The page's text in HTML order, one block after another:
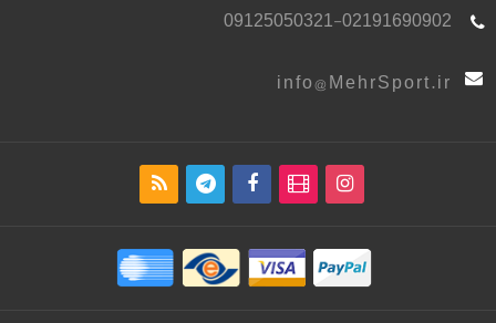
09125050321-02191690902
info@MehrSport.ir